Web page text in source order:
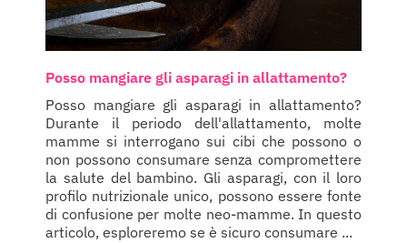
Posso mangiare gli asparagi in allattamento?
Posso mangiare gli asparagi in allattamento?
Durante il periodo dell'allattamento, molte
mamme si interrogano sui cibi che possono o
non possono consumare senza compromettere
la salute del bambino. Gli asparagi, con il loro
profilo nutrizionale unico, possono essere fonte
di confusione per molte neo-mamme. In questo
articolo, esploreremo se è sicuro consumare ...